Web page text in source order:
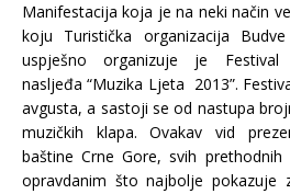
Manifestacija koja je na neki način
koju Turistička organizacija
uspješno organizuje je Festival
nasljeđa “Muzika Ljeta 2013”.
avgusta, a sastoji se od nastupa
muzičkih klapa. Ovakav vid
baštine Crne Gore, svih
opravdanim što najbolje pokazuje